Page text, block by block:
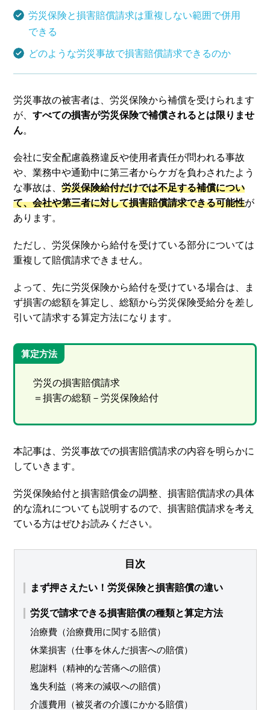
アトムについて 知りたい方
弁護士紹介
弁護士費用
アクセス
ご依頼者からのお手紙
無料相談の口コミ評判
労災保険と損害賠償請求は重複しない範囲で併用
できる
どのような労災事故で損害賠償請求できるのか
労災事故の被害者は、労災保険から補償を受けられます
が、すべての損害が労災保険で補償されるとは限りませ
ん。
会社に安全配慮義務違反や使用者責任が問われる事故
や、業務中や通勤中に第三者からケガを負わされたよう
な事故は、労災保険給付だけでは不足する補償につい
て、会社や第三者に対して損害賠償請求できる可能性が
あります。
ただし、労災保険から給付を受けている部分については
重複して賠償請求できません。
よって、先に労災保険から給付を受けている場合は、ま
ず損害の総額を算定し、総額から労災保険受給分を差し
引いて請求する算定方法になります。
算定方法
労災の損害賠償請求
＝損害の総額－労災保険給付
本記事は、労災事故での損害賠償請求の内容を明らかに
していきます。
労災保険給付と損害賠償金の調整、損害賠償請求の具体
的な流れについても説明するので、損害賠償請求を考え
ている方はぜひお読みください。
目次
まず押さえたい！労災保険と損害賠償の違い
労災で請求できる損害賠償の種類と算定方法
治療費（治療費用に関する賠償）
休業損害（仕事を休んだ損害への賠償）
慰謝料（精神的な苦痛への賠償）
逸失利益（将来の減収への賠償）
介護費用（被災者の介護にかかる賠償）